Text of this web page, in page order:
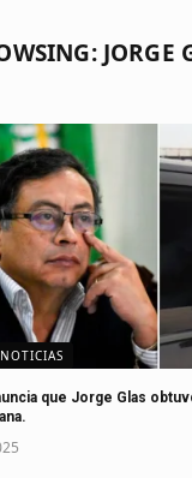
JORGE
que Jorge Glas